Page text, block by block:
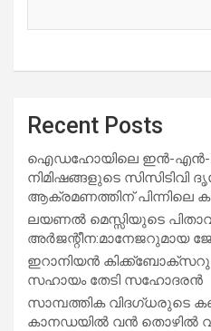
Recent Posts
ഐഡഹോയിലെ ഇൻ-എൻ-
നിമിഷങ്ങളുടെ
ആക്രമണത്തിന് പിന്നിലെ
ലയണൽ മെസ്സിയുടെ
അർജന്റീന:മാനേജറുമായ
ഇറാനിയൻ
സഹായം തേടി സഹോദരൻ
സാമ്പത്തിക വിദഗ്ധരുടെ
കാനഡയിൽ വൻ തൊഴിൽ